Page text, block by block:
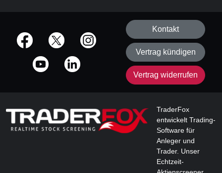
offizielle Social Media-Accounts
Kontakt
Vertrag kündigen
Vertrag widerrufen
TraderFox
entwickelt Trading-
Software für
Anleger und
Trader. Unser
Echtzeit-